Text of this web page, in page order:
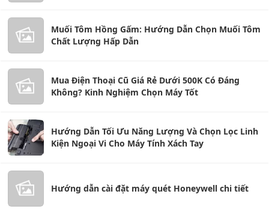
Muối Tôm Hồng Gấm: Hướng Dẫn Chọn Muối Tôm
Chất Lượng Hấp Dẫn
Mua Điện Thoại Cũ Giá Rẻ Dưới 500K Có Đáng
Không? Kinh Nghiệm Chọn Máy Tốt
Hướng Dẫn Tối Ưu Năng Lượng Và Chọn Lọc Linh
Kiện Ngoại Vi Cho Máy Tính Xách Tay
Hướng dẫn cài đặt máy quét Honeywell chi tiết